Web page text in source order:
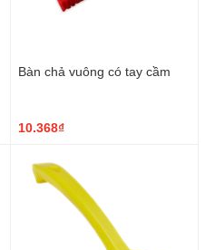
Bàn chả vuông có tay cầm
10.368₫